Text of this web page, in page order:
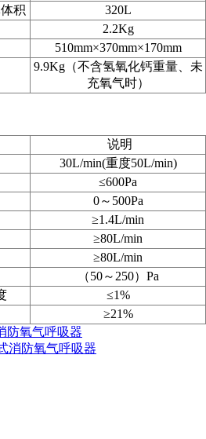
积
320L
2.2Kg
510mm×370mm×170mm
9.9Kg（不含氢氧化钙重量、未
充氧气时）
说明
30L/min(重度50L/min)
≤600Pa
0～500Pa
≥1.4L/min
≥80L/min
≥80L/min
（50～250）Pa
≤1%
≥21%
防氧气呼吸器
消防氧气呼吸器